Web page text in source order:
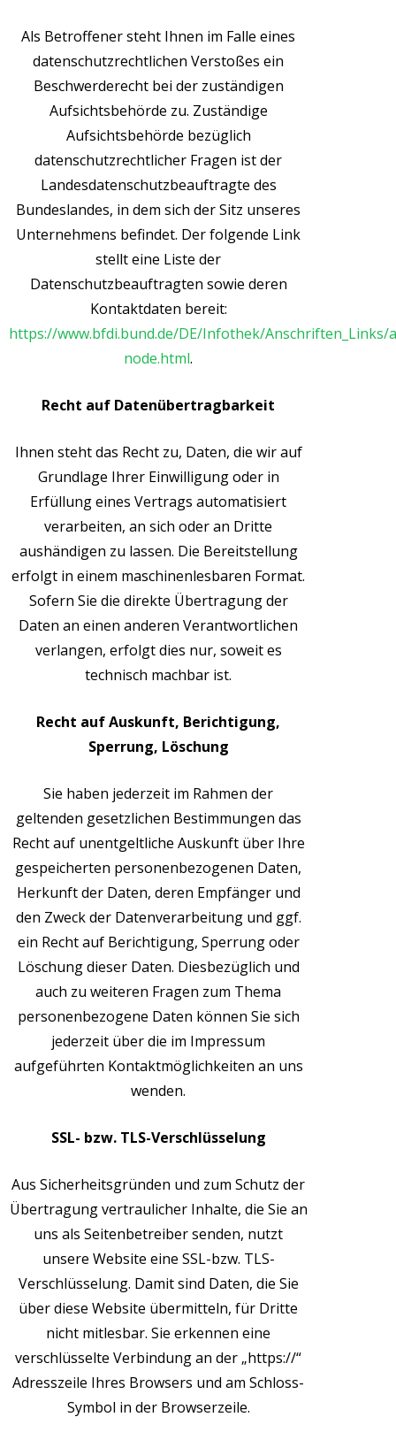
Als Betroffener steht Ihnen im Falle eines
datenschutzrechtlichen Verstoßes ein
Beschwerderecht bei der zuständigen
Aufsichtsbehörde zu. Zuständige
Aufsichtsbehörde bezüglich
datenschutzrechtlicher Fragen ist der
Landesdatenschutzbeauftragte des
Bundeslandes, in dem sich der Sitz unseres
Unternehmens befindet. Der folgende Link
stellt eine Liste der
Datenschutzbeauftragten sowie deren
Kontaktdaten bereit:
https://www.bfdi.bund.de/DE/Infothek/Anschriften_Links/
node.html.
Recht auf Datenübertragbarkeit
Ihnen steht das Recht zu, Daten, die wir auf
Grundlage Ihrer Einwilligung oder in
Erfüllung eines Vertrags automatisiert
verarbeiten, an sich oder an Dritte
aushändigen zu lassen. Die Bereitstellung
erfolgt in einem maschinenlesbaren Format.
Sofern Sie die direkte Übertragung der
Daten an einen anderen Verantwortlichen
verlangen, erfolgt dies nur, soweit es
technisch machbar ist.
Recht auf Auskunft, Berichtigung,
Sperrung, Löschung
Sie haben jederzeit im Rahmen der
geltenden gesetzlichen Bestimmungen das
Recht auf unentgeltliche Auskunft über Ihre
gespeicherten personenbezogenen Daten,
Herkunft der Daten, deren Empfänger und
den Zweck der Datenverarbeitung und ggf.
ein Recht auf Berichtigung, Sperrung oder
Löschung dieser Daten. Diesbezüglich und
auch zu weiteren Fragen zum Thema
personenbezogene Daten können Sie sich
jederzeit über die im Impressum
aufgeführten Kontaktmöglichkeiten an uns
wenden.
SSL- bzw. TLS-Verschlüsselung
Aus Sicherheitsgründen und zum Schutz der
Übertragung vertraulicher Inhalte, die Sie an
uns als Seitenbetreiber senden, nutzt
unsere Website eine SSL-bzw. TLS-
Verschlüsselung. Damit sind Daten, die Sie
über diese Website übermitteln, für Dritte
nicht mitlesbar. Sie erkennen eine
verschlüsselte Verbindung an der „https://“
Adresszeile Ihres Browsers und am Schloss-
Symbol in der Browserzeile.